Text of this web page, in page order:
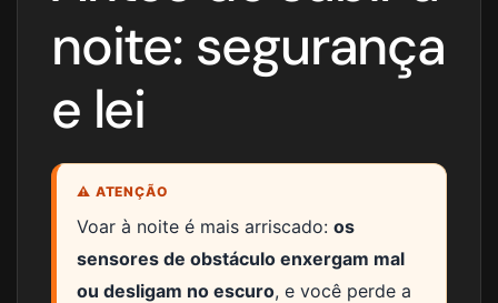
noite: segurança
e lei
⚠️ ATENÇÃO
Voar à noite é mais arriscado: os
sensores de obstáculo enxergam mal
ou desligam no escuro, e você perde a